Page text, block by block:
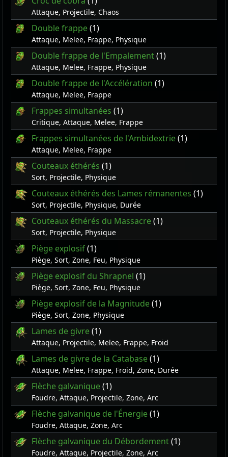
Attaque, Projectile, Chaos
Double frappe(1)
Attaque, Melee, Frappe, Physique
Double frappe de l'Empalement(1)
Attaque, Melee, Frappe, Physique
Double frappe de l'Accélération (1)
Attaque, Melee, Frappe
Frappes simultanées (1)
Critique, Attaque, Melee, Frappe
Frappes simultanées de l'Ambidextrie(1)
Attaque, Melee, Frappe
Couteaux éthérés (1)
Sort, Projectile, Physique
Couteaux éthérés des Lames rémanentes (1)
Sort, Projectile, Physique, Durée
Couteaux éthérés du Massacre(1)
Sort, Projectile, Physique
Piège explosif(1)
Piège, Sort, Zone, Feu, Physique
Piège explosif du Shrapnel (1)
Piège, Sort, Zone, Feu, Physique
Piège explosif de la Magnitude(1)
Piège, Sort, Zone, Physique
Lames de givre(1)
Attaque, Projectile, Melee, Frappe, Froid
Lames de givre de la Catabase(1)
Attaque, Melee, Frappe, Froid, Zone, Durée
Flèche galvanique(1)
Foudre, Attaque, Projectile, Zone, Arc
Flèche galvanique de l'Énergie(1)
Foudre, Attaque, Zone, Arc
Flèche galvanique du Débordement(1)
Foudre, Attaque, Projectile, Zone, Arc